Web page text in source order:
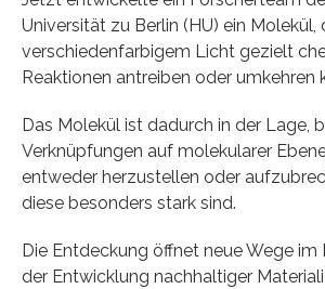
Universität zu Berlin (HU) ein
verschiedenfarbigem Licht gezielt
Reaktionen antreiben oder umkehren
Das Molekül ist dadurch in der Lage,
Verknüpfungen auf molekularer
entweder herzustellen oder
diese besonders stark sind.
Die Entdeckung öffnet neue Wege im
der Entwicklung nachhaltiger